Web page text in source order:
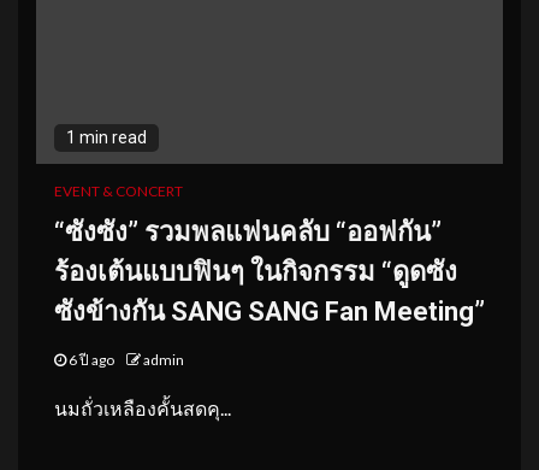
1 min read
EVENT & CONCERT
“ซังซัง” รวมพลแฟนคลับ “ออฟกัน”
ร้องเต้นแบบฟินๆ ในกิจกรรม “ดูดซัง
ซังข้างกัน SANG SANG Fan Meeting”
6 ปี ago admin
นมถั่วเหลืองคั้นสดคุ...